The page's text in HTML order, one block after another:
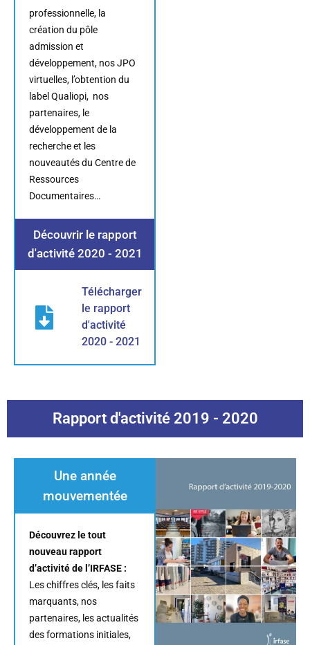
professionnelle, la
création du pôle
admission et
développement, nos JPO
virtuelles, l’obtention du
label Qualiopi, nos
partenaires, le
développement de la
recherche et les
nouveautés du Centre de
Ressources
Documentaires…
Découvrir le rapport
d'activité 2020 - 2021
Télécharger
le rapport
d'activité
2020 - 2021
Rapport d'activité 2019 - 2020
Une année
mouvementée
Découvrez le tout
nouveau rapport
d’activité de l’IRFASE :
Les chiffres clés, les faits
marquants, nos
partenaires, les actualités
des formations initiales,